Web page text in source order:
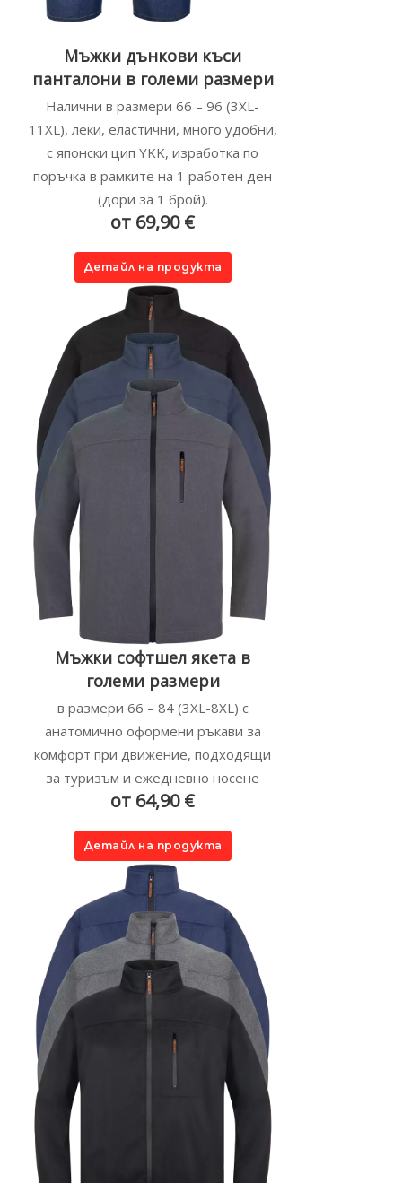
Мъжки дънкови къси
панталони в големи размери
Налични в размери 66 – 96 (3XL-
11XL), леки, еластични, много удобни,
с японски цип YKK, изработка по
поръчка в рамките на 1 работен ден
(дори за 1 брой).
от 69,90 €
Детайл на продукта
Мъжки софтшел якета в
големи размери
в размери 66 – 84 (3XL-8XL) с
анатомично оформени ръкави за
комфорт при движение, подходящи
за туризъм и ежедневно носене
от 64,90 €
Детайл на продукта